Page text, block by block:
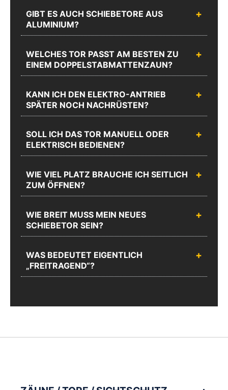
Webshop
Support
08:00 -
17:00 und
Fr.: 08:00 -
Zum
uns unter
02335
8873-1200
08:00 -
17:00 und
Fr.: 08:00 -
GIBT ES AUCH SCHIEBETORE AUS
ALUMINIUM?
WELCHES TOR PASST AM BESTEN ZU
EINEM DOPPELSTABMATTENZAUN?
KANN ICH DEN ELEKTRO-ANTRIEB
SPÄTER NOCH NACHRÜSTEN?
SOLL ICH DAS TOR MANUELL ODER
ELEKTRISCH BEDIENEN?
WIE VIEL PLATZ BRAUCHE ICH SEITLICH
ZUM ÖFFNEN?
WIE BREIT MUSS MEIN NEUES
SCHIEBETOR SEIN?
WAS BEDEUTET EIGENTLICH
„FREITRAGEND“?